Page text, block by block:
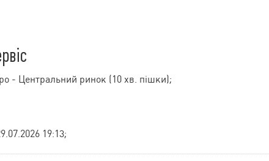
- Центральний ринок (10 хв. пішки);
19:13;